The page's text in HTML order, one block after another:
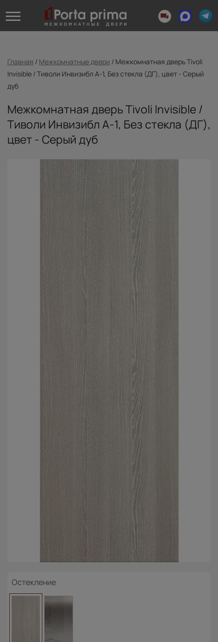
Главная / Межкомнатные двери / Межкомнатная дверь Tivoli
Invisible / Тиволи Инвизибл А-1, Без стекла (ДГ), цвет - Серый
дуб
Межкомнатная дверь Tivoli Invisible /
Тиволи Инвизибл А-1, Без стекла (ДГ),
цвет - Серый дуб
Остекление